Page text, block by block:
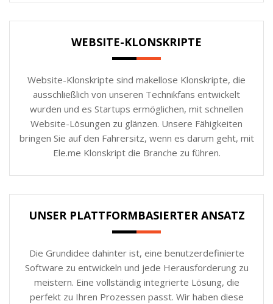
WEBSITE-KLONSKRIPTE
Website-Klonskripte sind makellose Klonskripte, die
ausschließlich von unseren Technikfans entwickelt
wurden und es Startups ermöglichen, mit schnellen
Website-Lösungen zu glänzen. Unsere Fähigkeiten
bringen Sie auf den Fahrersitz, wenn es darum geht, mit
Ele.me Klonskript die Branche zu führen.
UNSER PLATTFORMBASIERTER ANSATZ
Die Grundidee dahinter ist, eine benutzerdefinierte
Software zu entwickeln und jede Herausforderung zu
meistern. Eine vollständig integrierte Lösung, die
perfekt zu Ihren Prozessen passt. Wir haben diese